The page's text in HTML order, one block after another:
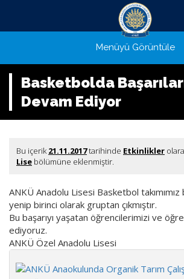
Menüyü Görüntüle
Basketbolda
Devam Ediyor
Bu içerik21.11.2017tarihinde Etkinlikler
Lise bölümüne eklenmiştir.
ANKÜ Anadolu Lisesi Basketbol
yenip birinci olarak gruptan çıkmıştır.
Bu başarıyı yaşatan öğrencilerimizi ve
ediyoruz.
ANKÜ Özel Anadolu Lisesi